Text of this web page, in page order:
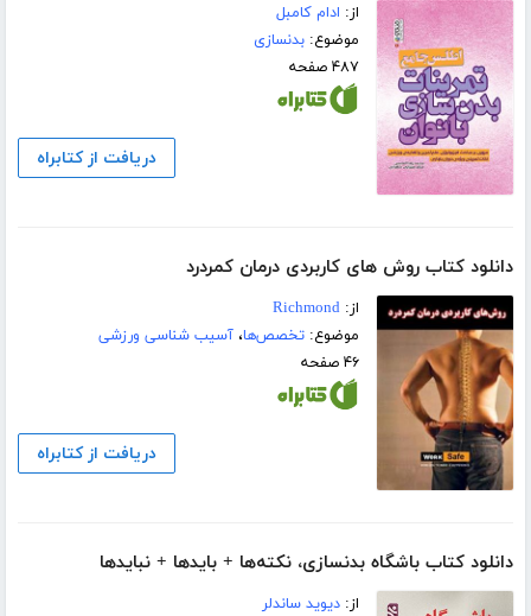
از: ادام کامبل
موضوع:بدنسازی
۴۸۷ صفحه
دریافت از کتابراه
دانلود کتاب روش های کاربردی درمان کمردرد
از:Richmond
موضوع:تخصص‌ها،آسیب شناسی ورزشی
۴۶ صفحه
دریافت از کتابراه
دانلود کتاب باشگاه بدنسازی، نکته‌ها + بایدها + نبایدها
از:دیوید ساندلر